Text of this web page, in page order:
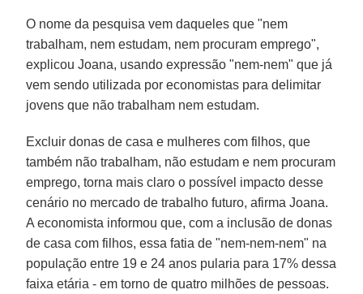
O nome da pesquisa vem daqueles que "nem
trabalham, nem estudam, nem procuram emprego",
explicou Joana, usando expressão "nem-nem" que já
vem sendo utilizada por economistas para delimitar
jovens que não trabalham nem estudam.
Excluir donas de casa e mulheres com filhos, que
também não trabalham, não estudam e nem procuram
emprego, torna mais claro o possível impacto desse
cenário no mercado de trabalho futuro, afirma Joana.
A economista informou que, com a inclusão de donas
de casa com filhos, essa fatia de "nem-nem-nem" na
população entre 19 e 24 anos pularia para 17% dessa
faixa etária - em torno de quatro milhões de pessoas.